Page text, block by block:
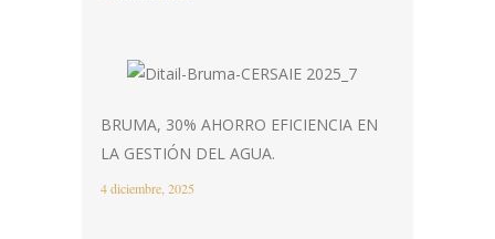
BRUMA, 30% AHORRO EFICIENCIA EN
LA GESTIÓN DEL AGUA.
4 diciembre, 2025